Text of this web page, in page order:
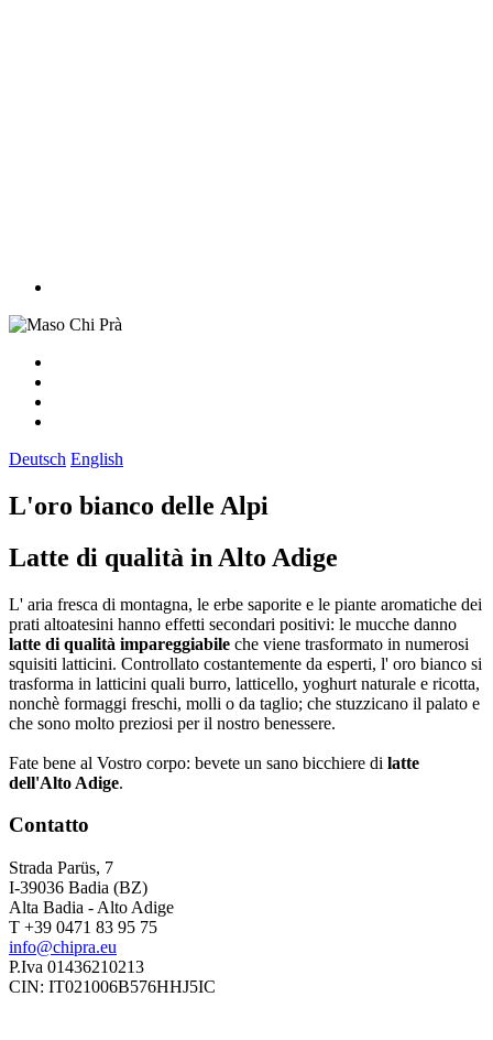
Deutsch English
L'oro bianco delle Alpi
Latte di qualità in Alto Adige
L' aria fresca di montagna, le erbe saporite e le piante aromatiche dei
prati altoatesini hanno effetti secondari positivi: le mucche danno
latte di qualità impareggiabile che viene trasformato in numerosi
squisiti latticini. Controllato costantemente da esperti, l' oro bianco si
trasforma in latticini quali burro, latticello, yoghurt naturale e ricotta,
nonchè formaggi freschi, molli o da taglio; che stuzzicano il palato e
che sono molto preziosi per il nostro benessere.
Fate bene al Vostro corpo: bevete un sano bicchiere di latte
dell'Alto Adige.
Contatto
Strada Parüs, 7
I-39036 Badia (BZ)
Alta Badia - Alto Adige
T +39 0471 83 95 75
info@chipra.eu
P.Iva 01436210213
CIN: IT021006B576HHJ5IC